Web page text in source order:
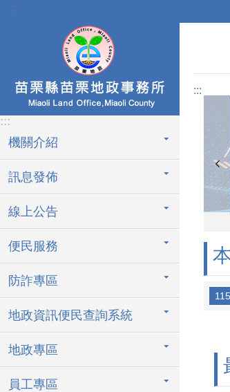
跳到主要內容區塊
:::
:::
機關介紹
訊息發佈
線上公告
便民服務
防詐專區
地政資訊便民查詢系統
地政專區
員工專區
:::